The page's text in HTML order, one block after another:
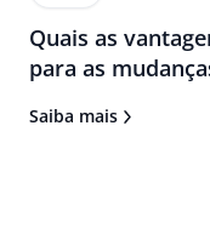
Quais as
para as
Saiba mais